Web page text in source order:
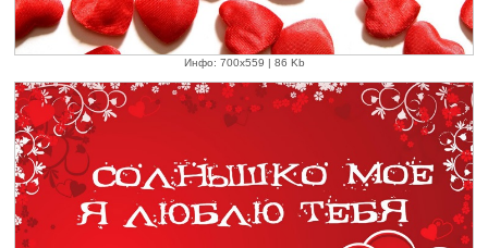
Инфо: 700х559 | 86 Kb